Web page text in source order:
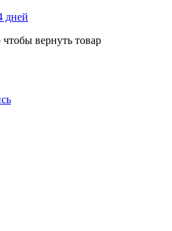
дней
чтобы вернуть товар